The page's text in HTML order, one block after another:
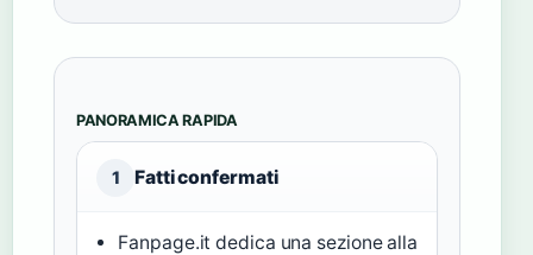
PANORAMICA RAPIDA
1 Fatti confermati
Fanpage.it dedica una sezione alla